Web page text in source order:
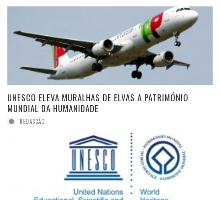
UNESCO ELEVA MURALHAS DE ELVAS A PATRIMÓNIO
MUNDIAL DA HUMANIDADE
REDACÇÃO